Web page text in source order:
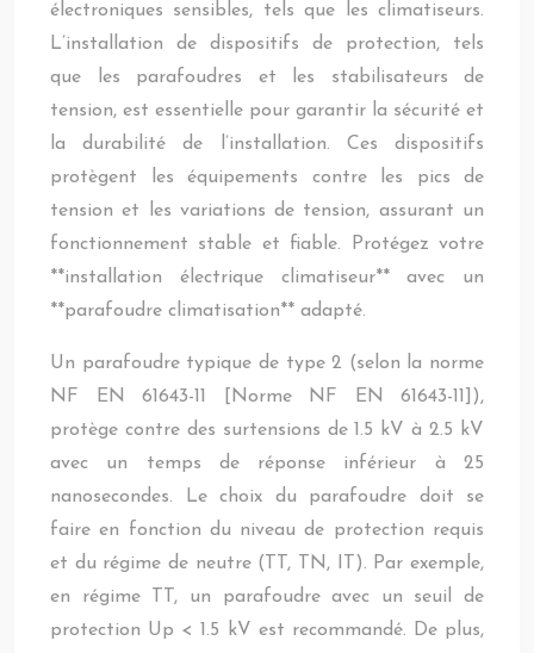
électroniques sensibles, tels que les climatiseurs.
L’installation de dispositifs de protection, tels
que les parafoudres et les stabilisateurs de
tension, est essentielle pour garantir la sécurité et
la durabilité de l’installation. Ces dispositifs
protègent les équipements contre les pics de
tension et les variations de tension, assurant un
fonctionnement stable et fiable. Protégez votre
**installation électrique climatiseur** avec un
**parafoudre climatisation** adapté.
Un parafoudre typique de type 2 (selon la norme
NF EN 61643-11 [Norme NF EN 61643-11]),
protège contre des surtensions de 1.5 kV à 2.5 kV
avec un temps de réponse inférieur à 25
nanosecondes. Le choix du parafoudre doit se
faire en fonction du niveau de protection requis
et du régime de neutre (TT, TN, IT). Par exemple,
en régime TT, un parafoudre avec un seuil de
protection Up < 1.5 kV est recommandé. De plus,